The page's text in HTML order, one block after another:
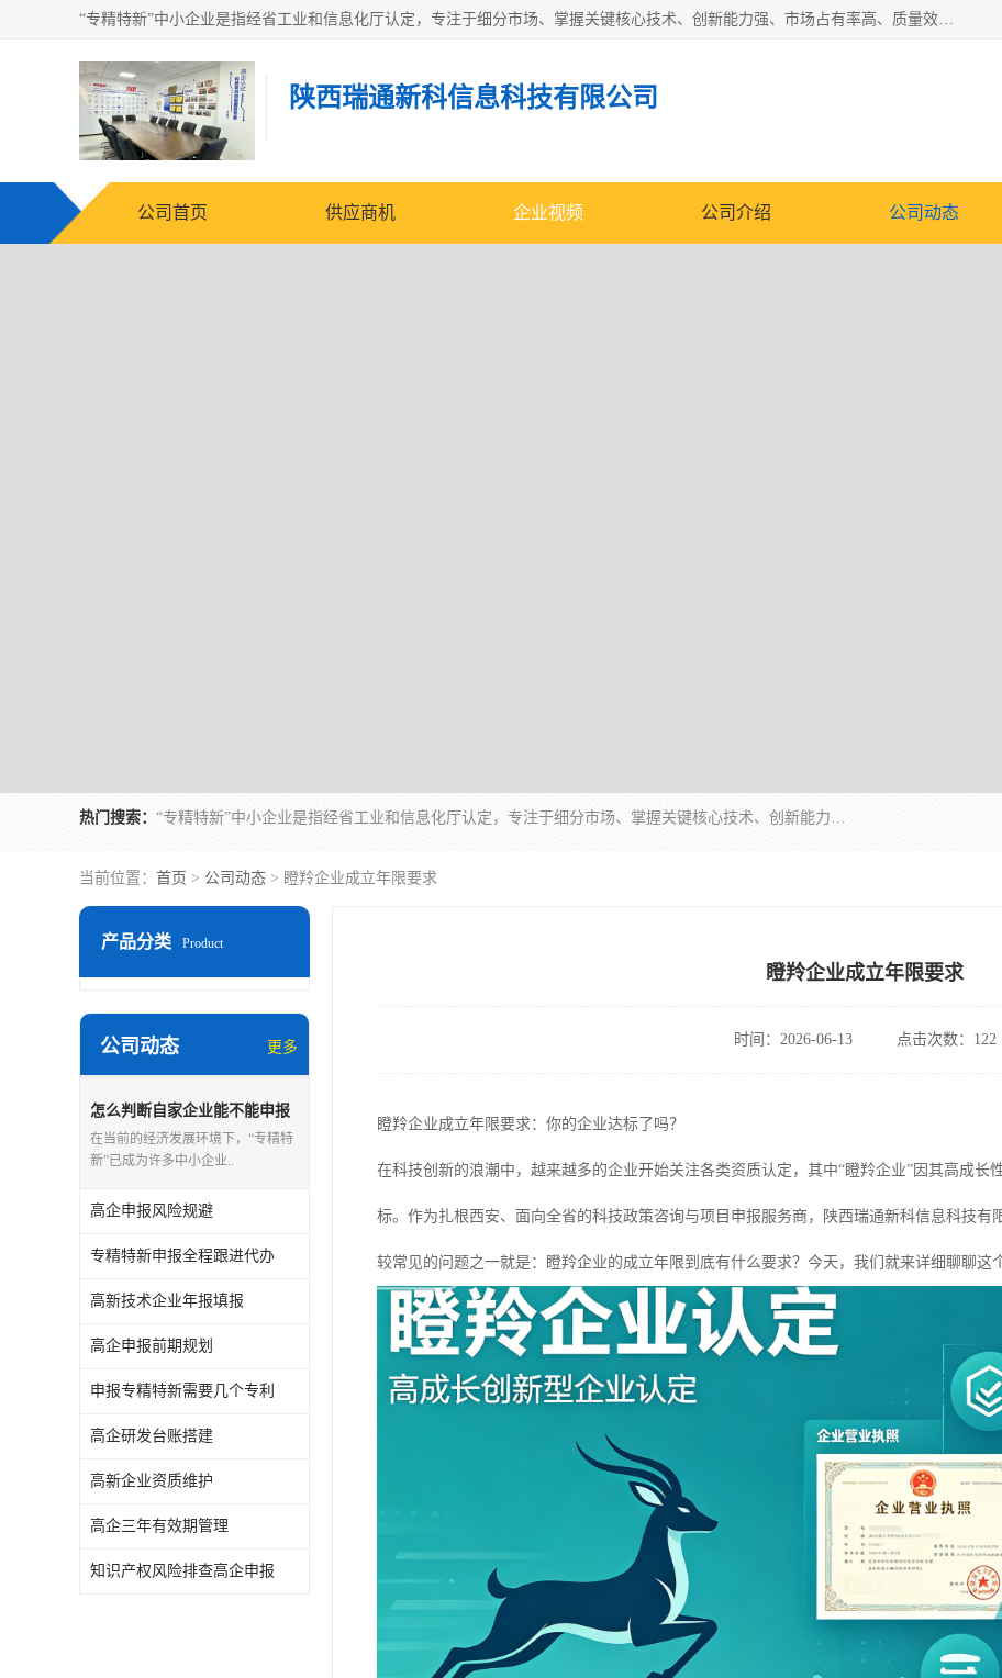
“专精特新”中小企业是指经省工业和信息化厅认定，专注于细分市场、掌握关键核心技术、创新能力强、市场占有率高、质量效益优，在专业化、精细化、特色化、新颖化等方面表现突出的中小企业。
陕西瑞通新科信息科技有限公司
公司首页 供应商机 企业视频 公司介绍 公司动态
热门搜索： “专精特新”中小企业是指经省工业和信息化厅认定，专注于细分市场、掌握关键核心技术、创新能力强、市场占有率高、质量效益优，在专业化、精细化、特色化、新颖化等方面表现突出的中小企业。
当前位置： 首页 > 公司动态 > 瞪羚企业成立年限要求
产品分类 Product
公司动态 更多
怎么判断自家企业能不能申报
专精特新
在当前的经济发展环境下，“专精特
新”已成为许多中小企业..
高企申报风险规避
专精特新申报全程跟进代办
高新技术企业年报填报
高企申报前期规划
申报专精特新需要几个专利
高企研发台账搭建
高新企业资质维护
高企三年有效期管理
知识产权风险排查高企申报
瞪羚企业成立年限要求
时间：2026-06-13 点击次数：122
瞪羚企业成立年限要求：你的企业达标了吗？
在科技创新的浪潮中，越来越多的企业开始关注各类资质认定，其中“瞪羚企业”因其高成长
标。作为扎根西安、面向全省的科技政策咨询与项目申报服务商，陕西瑞通新科信息科技
较常见的问题之一就是：瞪羚企业的成立年限到底有什么要求？今天，我们就来详细聊聊这